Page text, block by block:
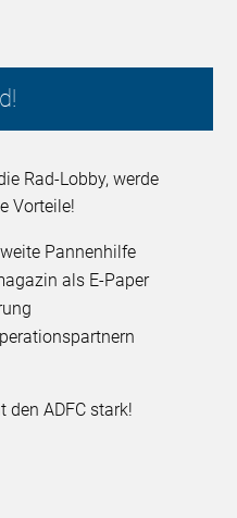
Rad-Lobby, werde
Vorteile!
Pannenhilfe
als E-Paper
den ADFC stark!